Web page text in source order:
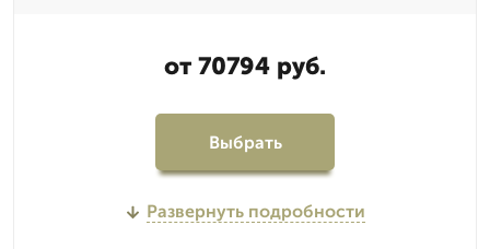
от 70794 руб.
Выбрать
Развернуть подробности